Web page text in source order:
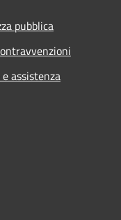
pubblica
assistenza